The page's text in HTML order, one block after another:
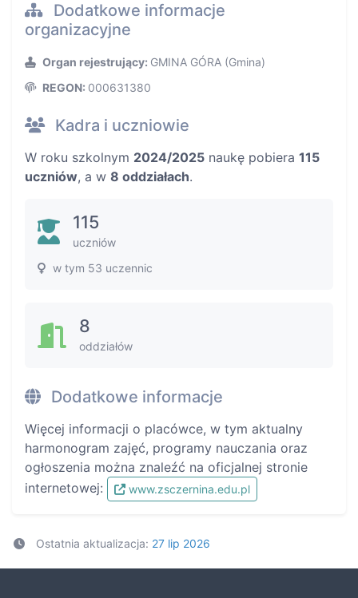
Dodatkowe informacje
organizacyjne
Organ rejestrujący: GMINA GÓRA (Gmina)
REGON: 000631380
Kadra i uczniowie
W roku szkolnym 2024/2025 naukę pobiera 115
uczniów, a w 8 oddziałach.
115
uczniów
w tym 53 uczennic
8
oddziałów
Dodatkowe informacje
Więcej informacji o placówce, w tym aktualny
harmonogram zajęć, programy nauczania oraz
ogłoszenia można znaleźć na oficjalnej stronie
internetowej:
www.zsczernina.edu.pl
Ostatnia aktualizacja: 27 lip 2026